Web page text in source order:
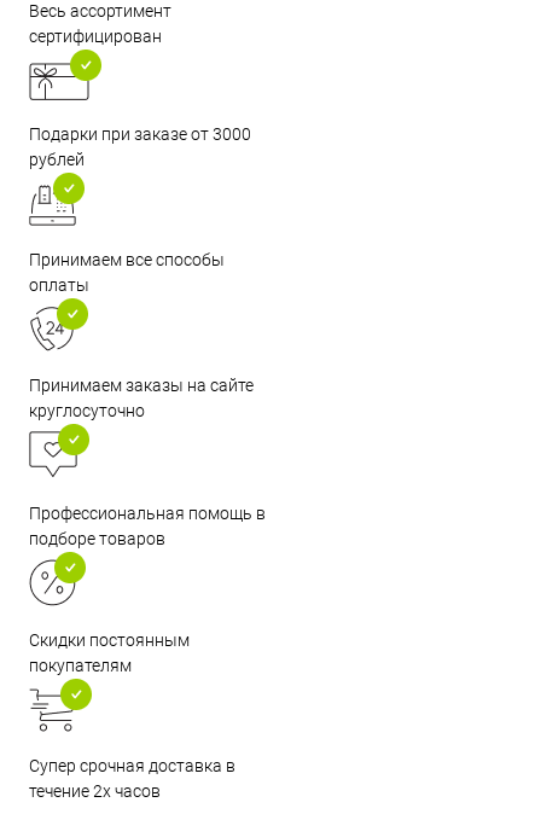
Весь ассортимент
сертифицирован
Подарки при заказе от 3000
рублей
Принимаем все способы
оплаты
Принимаем заказы на сайте
круглосуточно
Профессиональная помощь в
подборе товаров
Скидки постоянным
покупателям
Супер срочная доставка в
течение 2х часов